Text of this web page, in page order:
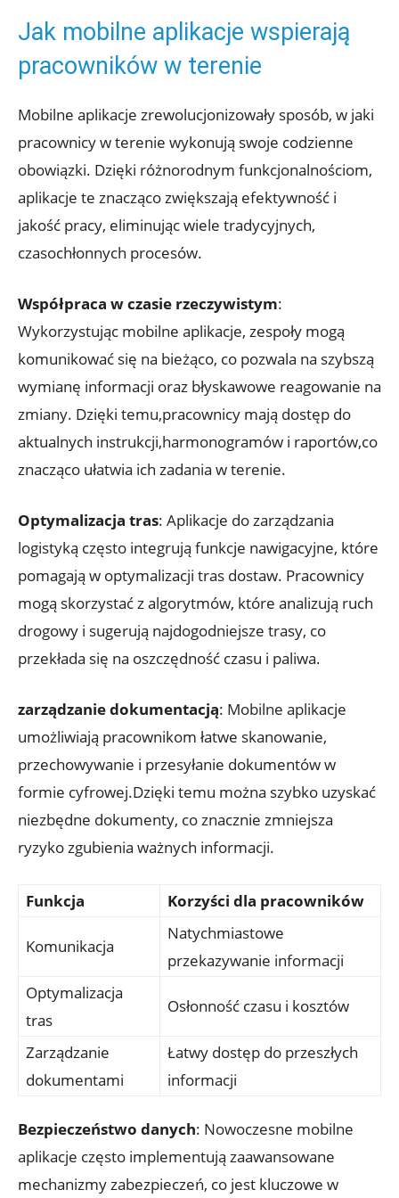
Jak mobilne aplikacje wspierają
pracowników w terenie
Mobilne⁤ aplikacje zrewolucjonizowały sposób, w jaki
pracownicy w terenie ‍wykonują swoje codzienne
obowiązki. Dzięki różnorodnym ​funkcjonalnościom,
aplikacje te znacząco zwiększają efektywność i
jakość pracy, eliminując wiele tradycyjnych,
czasochłonnych procesów.
Współpraca w czasie ‍rzeczywistym:
Wykorzystując mobilne‍ aplikacje, zespoły‍ mogą
komunikować się na bieżąco, co ‌pozwala⁢ na⁢ szybszą⁣
wymianę informacji ⁢oraz błyskawowe reagowanie na
zmiany. Dzięki⁤ temu,pracownicy mają dostęp‌ do⁢
aktualnych instrukcji,harmonogramów i raportów,co⁢
znacząco ⁣ułatwia ich zadania w terenie.
Optymalizacja tras: Aplikacje do zarządzania
logistyką często ⁢integrują ​funkcje nawigacyjne, które
pomagają w optymalizacji tras dostaw. Pracownicy
mogą skorzystać⁣ z algorytmów, które analizują ⁤ruch
drogowy i sugerują najdogodniejsze trasy, co
przekłada się na ⁤oszczędność czasu i paliwa.
zarządzanie dokumentacją: Mobilne aplikacje
umożliwiają‌ pracownikom‌ łatwe skanowanie,
przechowywanie i ​przesyłanie dokumentów w
formie cyfrowej.Dzięki temu można ⁢szybko uzyskać ​
niezbędne dokumenty, co znacznie zmniejsza
ryzyko zgubienia ważnych informacji.
Funkcja Korzyści dla pracowników
Komunikacja
Natychmiastowe
przekazywanie informacji
Optymalizacja
tras
Osłonność czasu⁢ i ‌kosztów
Zarządzanie
dokumentami
Łatwy dostęp do przeszłych ​
informacji
Bezpieczeństwo ‍danych: Nowoczesne⁢ mobilne
aplikacje często implementują zaawansowane
mechanizmy ⁤zabezpieczeń, co jest kluczowe w